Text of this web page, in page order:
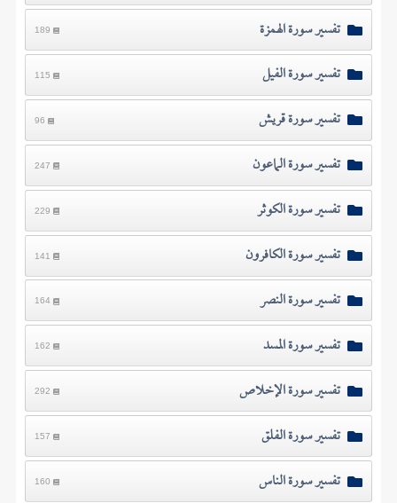
تفسير سورة الهمزة 189
تفسير سورة الفيل 115
تفسير سورة قريش 96
تفسير سورة الماعون 247
تفسير سورة الكوثر 229
تفسير سورة الكافرون 141
تفسير سورة النصر 164
تفسير سورة المسد 162
تفسير سورة الإخلاص 292
تفسير سورة الفلق 157
تفسير سورة الناس 160